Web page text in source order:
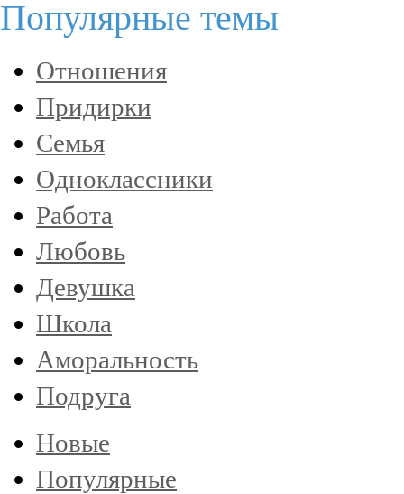
Популярные темы
Отношения
Придирки
Семья
Одноклассники
Работа
Любовь
Девушка
Школа
Аморальность
Подруга
Новые
Популярные